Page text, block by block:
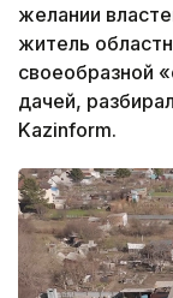
желании
житель
своеобразной
дачей,
Kazinform.